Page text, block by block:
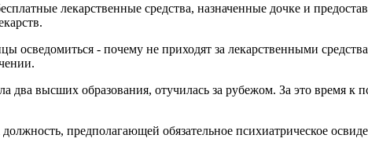
лекарственные средства, назначенные дочке и
осведомиться - почему не приходят за лекарственными
высших образования, отучилась за рубежом. За это время к
предполагающей обязательное психиатрическое